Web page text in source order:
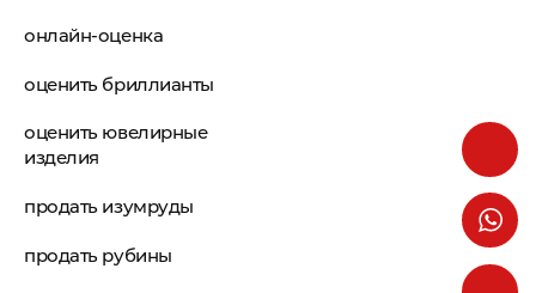
онлайн-оценка
оценить бриллианты
оценить ювелирные
изделия
продать изумруды
продать рубины